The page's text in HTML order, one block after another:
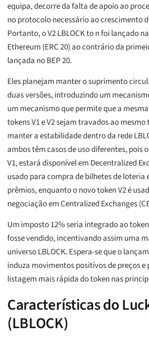
equipa, decorre da falta de apoio ao
no protocolo necessário ao crescimento
Portanto, o V2 LBLOCK to n foi lançado
Ethereum (ERC 20) ao contrário da
lançada no BEP 20.
Eles planejam manter o suprimento
duas versões, introduzindo um
um mecanismo que permite que a
tokens V1 e V2 sejam travados ao mesmo
manter a estabilidade dentro da rede
ambos têm casos de uso diferentes, pois
V1, estará disponível em Decentralized
usado para compra de bilhetes de loteria
prêmios, enquanto o novo token V2 é
negociação em Centralized Exchanges
Um imposto 12% seria integrado ao
fosse vendido, incentivando assim uma
universo LBLOCK. Espera-se que o
induza movimentos positivos de preços e
listagem mais rápida do token nas
Características do
(LBLOCK)